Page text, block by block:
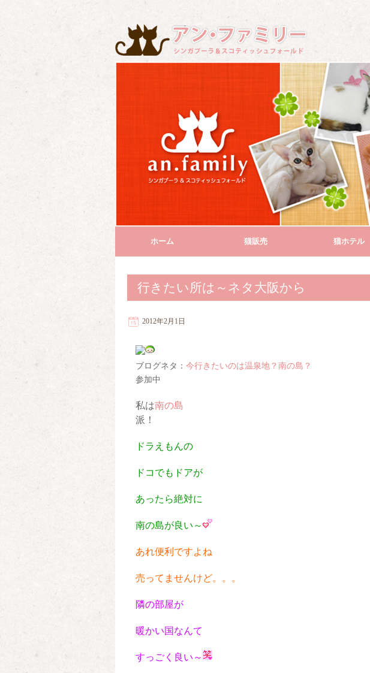
ホーム 猫販売 猫ホテル
行きたい所は～ネタ大阪から
2012年2月1日
ブログネタ： 今行きたいのは温泉地？南の島？
参加中
私は南の島
派！
ドラえもんの
ドコでもドアが
あったら絶対に
南の島が良い～
あれ便利ですよね
売ってませんけど。。。
隣の部屋が
暖かい国なんて
すっごく良い～